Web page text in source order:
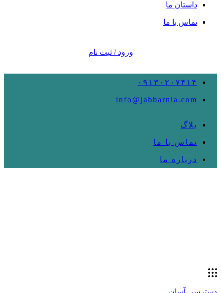
داستان ما
تماس با ما
ورود / ثبت نام
۰۹۱۳۰۲۰۷۴۱۴
info@jabbarnia.com
بلاگ
تماس با ما
درباره ما